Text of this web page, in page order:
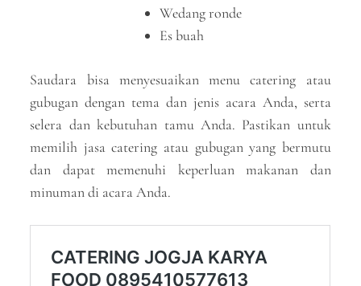
Wedang ronde
Es buah
Saudara bisa menyesuaikan menu catering atau
gubugan dengan tema dan jenis acara Anda, serta
selera dan kebutuhan tamu Anda. Pastikan untuk
memilih jasa catering atau gubugan yang bermutu
dan dapat memenuhi keperluan makanan dan
minuman di acara Anda.